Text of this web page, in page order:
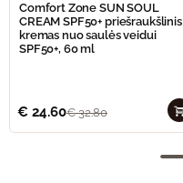
Comfort Zone SUN SOUL
CREAM SPF50+ priešraukšlinis
kremas nuo saulės veidui
SPF50+, 60 ml
€ 24.60€32.80